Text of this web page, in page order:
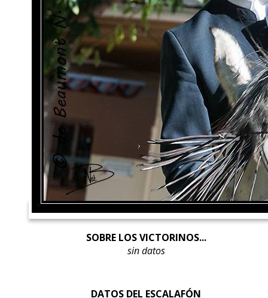
SOBRE LOS VICTORINOS...
sin datos
DATOS DEL ESCALAFÓN